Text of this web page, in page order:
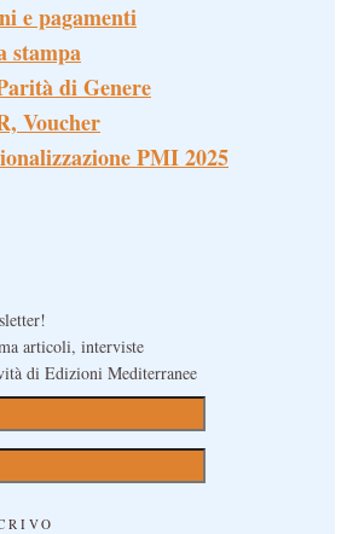
e pagamenti
stampa
di Genere
Voucher
PMI 2025
articoli, interviste
di Edizioni Mediterranee